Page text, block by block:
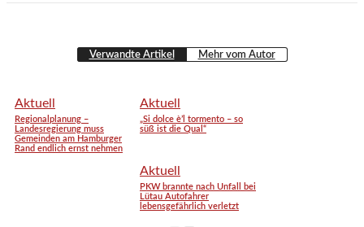
Verwandte Artikel Mehr vom Autor
Aktuell
Regionalplanung –
Landesregierung muss
Gemeinden am Hamburger
Rand endlich ernst nehmen
Aktuell
„Si dolce è’l tormento – so
süß ist die Qual“
Aktuell
PKW brannte nach Unfall bei
Lütau Autofahrer
lebensgefährlich verletzt